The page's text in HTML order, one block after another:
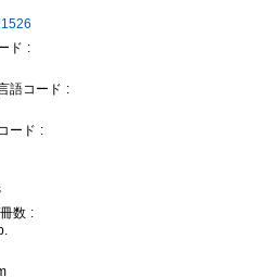
ド
語コード
ード
数